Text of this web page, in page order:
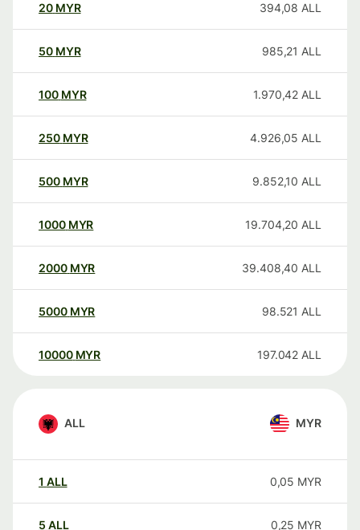
20 MYR 394,08 ALL
50 MYR 985,21 ALL
100 MYR 1.970,42 ALL
250 MYR 4.926,05 ALL
500 MYR 9.852,10 ALL
1000 MYR 19.704,20 ALL
2000 MYR 39.408,40 ALL
5000 MYR 98.521 ALL
10000 MYR 197.042 ALL
ALL MYR
1 ALL 0,05 MYR
5 ALL 0,25 MYR